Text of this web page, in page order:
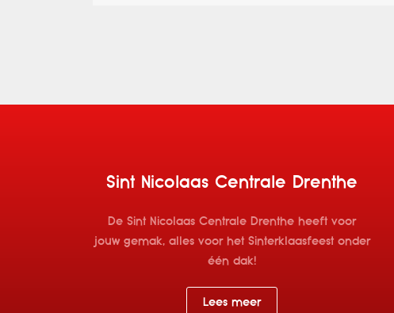
Sint Nicolaas Centrale Drenthe
De Sint Nicolaas Centrale Drenthe heeft voor
jouw gemak, alles voor het Sinterklaasfeest onder
één dak!
Lees meer